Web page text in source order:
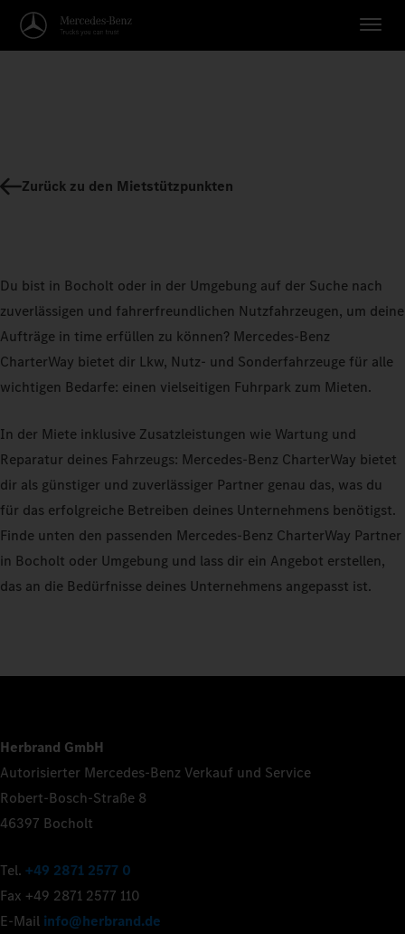
Zurück zu den Mietstützpunkten
Du bist in Bocholt oder in der Umgebung auf der Suche nach
zuverlässigen und fahrerfreundlichen Nutzfahrzeugen, um deine
Aufträge in time erfüllen zu können? Mercedes-Benz
CharterWay bietet dir Lkw, Nutz- und Sonderfahrzeuge für alle
wichtigen Bedarfe: einen vielseitigen Fuhrpark zum Mieten.
In der Miete inklusive Zusatzleistungen wie Wartung und
Reparatur deines Fahrzeugs: Mercedes-Benz CharterWay bietet
dir als günstiger und zuverlässiger Partner genau das, was du
für das erfolgreiche Betreiben deines Unternehmens benötigst.
Finde unten den passenden Mercedes-Benz CharterWay Partner
in Bocholt oder Umgebung und lass dir ein Angebot erstellen,
das an die Bedürfnisse deines Unternehmens angepasst ist.
Herbrand GmbH
Autorisierter Mercedes-Benz Verkauf und Service
Robert-Bosch-Straße 8
46397 Bocholt
Tel. +49 2871 2577 0
Fax +49 2871 2577 110
E-Mail info@herbrand.de